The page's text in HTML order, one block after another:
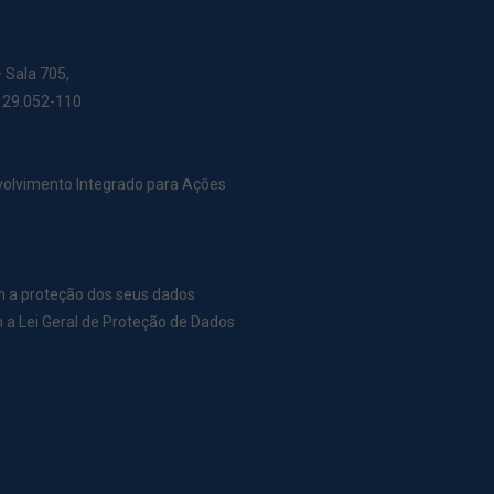
Sala 705,
110
Integrado para Ações
a proteção dos seus dados
Lei Geral de Proteção de Dados